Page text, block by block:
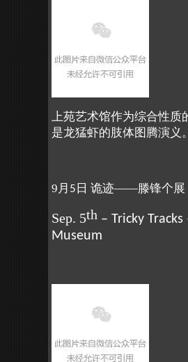
上苑艺术馆作为综合性
是龙猛虾的肢体图腾演义
9月 5 日 诡迹——滕锋个展
Sep. 5th – Tricky
Museum